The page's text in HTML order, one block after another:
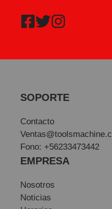
SOPORTE
Contacto
Ventas@toolsmachine.cl
Fono: +56233473442
EMPRESA
Nosotros
Noticias